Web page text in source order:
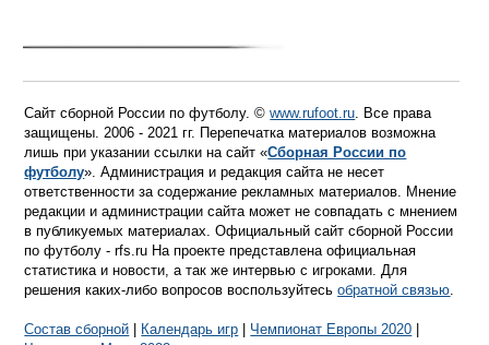
Сайт сборной России по футболу. ©www.rufoot.ru. Все права
защищены. 2006 - 2021 гг. Перепечатка материалов возможна
лишь при указании ссылки на сайт «Сборная России по
футболу». Администрация и редакция сайта не несет
ответственности за содержание рекламных материалов. Мнение
редакции и администрации сайта может не совпадать с мнением
в публикуемых материалах. Официальный сайт сборной России
по футболу - rfs.ru На проекте представлена официальная
статистика и новости, а так же интервью с игроками. Для
решения каких-либо вопросов воспользуйтесьобратной связью.
Состав сборной Календарь игр Чемпионат Европы 2020